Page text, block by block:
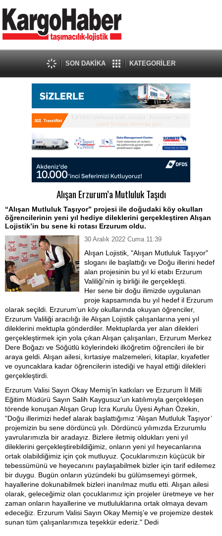
SON DAKİKA KATEGORİLER
Alışan Erzurum’a Mutluluk Taşıdı
“Alışan Mutluluk Taşıyor” projesi ile doğudaki köy okulları
öğrencilerinin yeni yıl hediye dileklerini gerçekleştiren Alışan
Lojistik’in bu sene ki rotası Erzurum oldu.
30 Aralık 2022 Cuma 11:39
Alışan Lojistik, "Alışan Mutluluk Taşıyor"
sloganı ile başlattığı ve Doğu illerini hedef
alan projesinin bu yıl ki etabı Erzurum
Valiliği'nin iş birliği ile gerçekleşti.
Her sene bir doğu ilimizde uygulanan
proje kapsamında bu yıl hedef il Erzurum
olarak seçildi. Erzurum’un köy okullarında okuyan öğrenciler,
Erzurum Valiliği aracılığı ile Alışan Lojistik çalışanlarına yeni yıl
dileklerini mektupla gönderdiler. Mektuplarda yer alan dilekleri
gerçekleştirmek için yola çıkan Alışan çalışanları, Erzurum Merkez
Dere Boğazı ve Söğütlü köylerindeki ilköğretim öğrencileri ile bir
araya geldi. Alışan ailesi, kırtasiye malzemeleri, kitaplar, kıyafetler
ve oyuncaklara kadar öğrencilerin istediği ve hayal ettiği dilekleri
gerçekleştirdi.
Erzurum Valisi Sayın Okay Memiş’in katkıları ve Erzurum İl Milli
Eğitim Müdürü Sayın Salih Kaygusuz’un katılımıyla gerçekleşen
törende konuşan Alışan Grup İcra Kurulu Üyesi Ayhan Özekin,
"Doğu illerimizi hedef alarak başlattığımız ‘Alışan Mutluluk Taşıyor’
projemizin bu sene dördüncü yılı. Dördüncü yılımızda Erzurumlu
yavrularımızla bir aradayız. Bizlere iletmiş oldukları yeni yıl
dileklerini gerçekleştirebildiğimiz, onların yeni yıl heyecanlarına
ortak olabildiğimiz için çok mutluyuz. Çocuklarımızın küçücük bir
tebessümünü ve heyecanını paylaşabilmek bizler için tarif edilemez
bir duygu. Bugün onların yüzündeki bu gülümsemeyi görmek,
hayallerine dokunabilmek bizleri inanılmaz mutlu etti. Alışan ailesi
olarak, geleceğimiz olan çocuklarımız için projeler üretmeye ve her
zaman onların hayallerine ve mutluluklarına ortak olmaya devam
edeceğiz. Erzurum Valisi Sayın Okay Memiş’e ve projemize destek
sunan tüm çalışanlarımıza teşekkür ederiz." Dedi